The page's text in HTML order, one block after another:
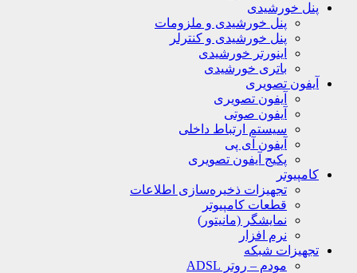
پنل خورشیدی
پنل خورشیدی و ملزومات
پنل خورشیدی و کنترلر
اینورتر خورشیدی
باتری خورشیدی
آیفون تصویری
آیفون تصویری
آیفون صوتی
سیستم ارتباط داخلی
آیفون آی پی
پکیج آیفون تصویری
کامپیوتر
تجهیزات ذخیره‌سازی اطلاعات
قطعات کامپیوتر
نمایشگر (مانیتور)
نرم افزار
تجهیزات شبکه
مودم – روتر ADSL